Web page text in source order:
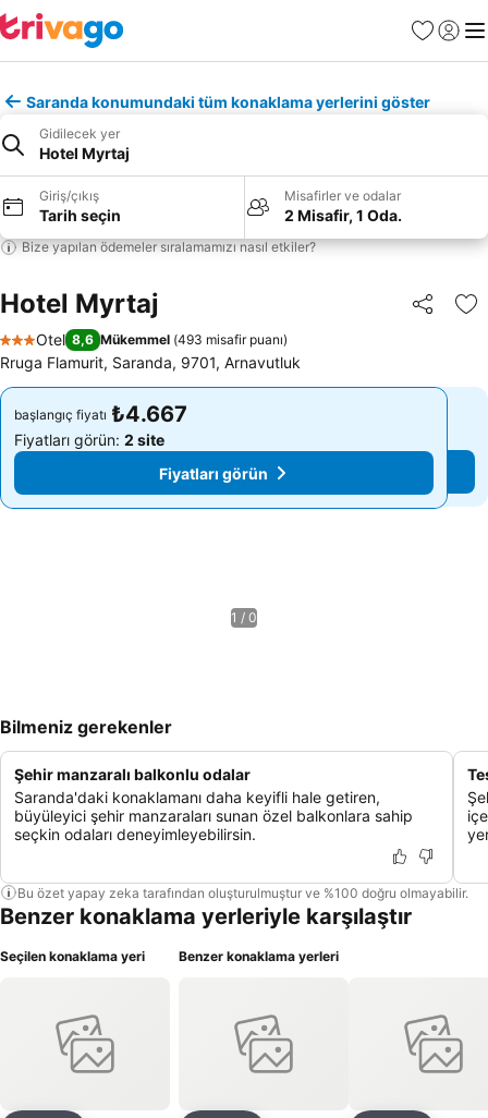
Favoriler
Giriş
Saranda konumundaki tüm konaklama yerlerini göster
Gidilecek yer
Hotel Myrtaj
Giriş/çıkış
Tarih seçin
Misafirler ve odalar
2 Misafir, 1 Oda.
Bize yapılan ödemeler sıralamamızı nasıl etkiler?
Hotel Myrtaj Paylaş
3 Yıldız
Otel 8,6 Mükemmel (493 misafir puanı)
Rruga Flamurit, Saranda, 9701, Arnavutluk
başlangıç fiyatı ₺4.667
Fiyatları görün: 2 site
Fiyatları görün
başlangıç fiyatı ₺4.667
Fiyatları görün: 2 site
Fiyatları görün
1 / 0
Bilmeniz gerekenler
Şehir manzaralı balkonlu odalar
Saranda'daki konaklamanı daha keyifli hale getiren,
büyüleyici şehir manzaraları sunan özel balkonlara sahip
seçkin odaları deneyimleyebilirsin.
Bu özet yapay zeka tarafından oluşturulmuştur ve %100 doğru olmayabilir.
Benzer konaklama yerleriyle karşılaştır
Seçilen konaklama yeri Benzer konaklama yerleri